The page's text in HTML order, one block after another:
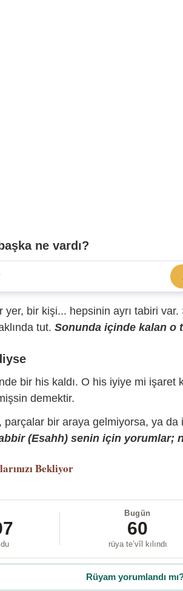
ne vardı?
yer, bir kişi... hepsinin ayrı tabiri
tut. Sonunda içinde kalan o
bir his kaldı. O his iyiye mi işaret
demektir.
parçalar bir araya gelmiyorsa, ya
(Esahh) senin için yorumlar;
Bekliyor
Bugün
60
rüya te’vîl kılındı
Rüyam yorumlandı